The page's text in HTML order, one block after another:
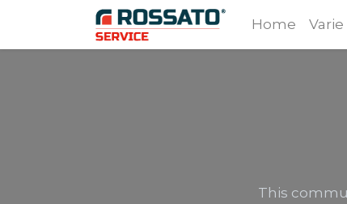
Home Varie
This